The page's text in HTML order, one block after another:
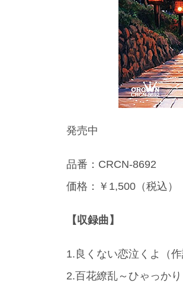
発売中
品番：CRCN-8692
価格：￥1,500（税込）
【収録曲】
1.良くない恋泣くよ（
2.百花繚乱～ひゃっか